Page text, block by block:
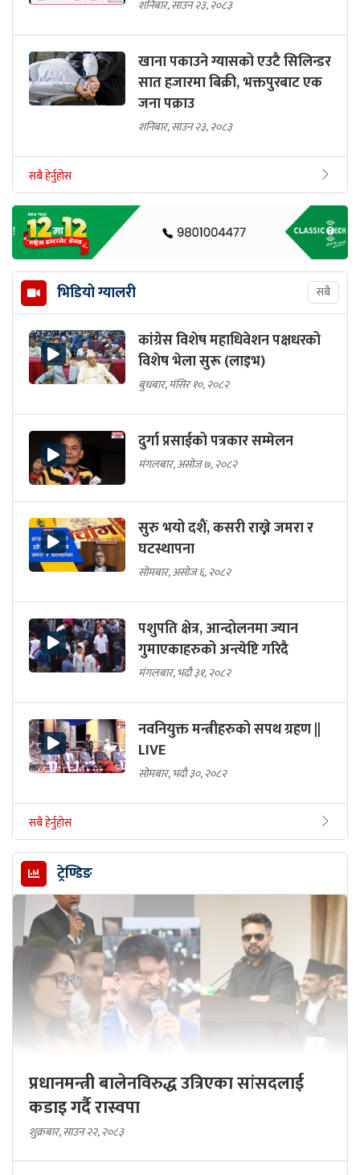
शनिबार, साउन २३, २०८३
खाना पकाउने ग्यासको एउटै सिलिन्डर
सात हजारमा बिक्री, भक्तपुरबाट एक
जना पक्राउ
शनिबार, साउन २३, २०८३
सबै हेर्नुहोस
भिडियो ग्यालरी सबै
कांग्रेस विशेष महाधिवेशन पक्षधरको
विशेष भेला सुरू (लाइभ)
बुधबार, मंसिर १०, २०८२
दुर्गा प्रसाईको पत्रकार सम्मेलन
मंगलबार, असोज ७, २०८२
सुरु भयो दशैं, कसरी राख्ने जमरा र
घटस्थापना
सोमबार, असोज ६, २०८२
पशुपति क्षेत्र, आन्दोलनमा ज्यान
गुमाएकाहरुको अन्त्येष्टि गरिदै
मंगलबार, भदौ ३१, २०८२
नवनियुक्त मन्त्रीहरुको सपथ ग्रहण ||
LIVE
सोमबार, भदौ ३०, २०८२
सबै हेर्नुहोस
ट्रेण्डिङ
प्रधानमन्त्री बालेनविरुद्ध उत्रिएका सांसदलाई
कडाइ गर्दै रास्वपा
शुक्रबार, साउन २२, २०८३